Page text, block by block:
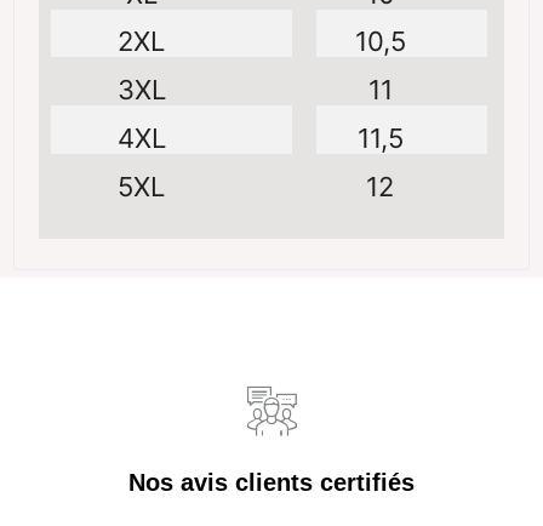
2XL
3XL
4XL
5XL
10,5
11
11,5
12
Nos avis clients certifiés